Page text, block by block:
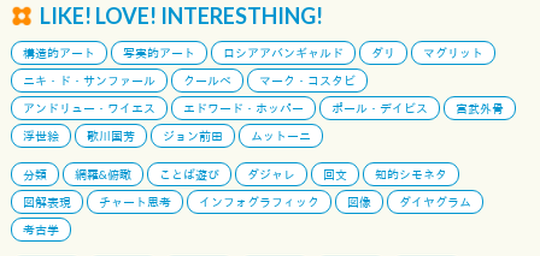
LIKE! LOVE! INTERESTHING!
構造的アート 写実的アート ロシアアバンギャルド ダリ
マグリット
ニキ・ド・サンファール
クールベ
マーク・コスタビ
アンドリュー・ワイエス
エドワード・ホッパー ポール・デイビス
宮武外骨
浮世絵
歌川国芳 ジョン前田 ムットーニ
分類 網羅&俯瞰 ことば遊び ダジャレ 回文
知的シモネタ
図解表現
チャート思考 インフォグラフィック 図像
ダイヤグラム
考古学